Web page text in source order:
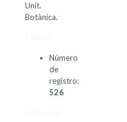
Unit.
Botànica.
Número
de
registro:
526